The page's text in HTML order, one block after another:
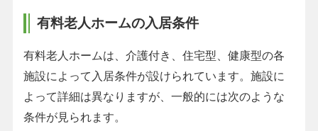
有料老人ホームの入居条件
有料老人ホームは、介護付き、住宅型、健康型の各
施設によって入居条件が設けられています。施設に
よって詳細は異なりますが、一般的には次のような
条件が見られます。